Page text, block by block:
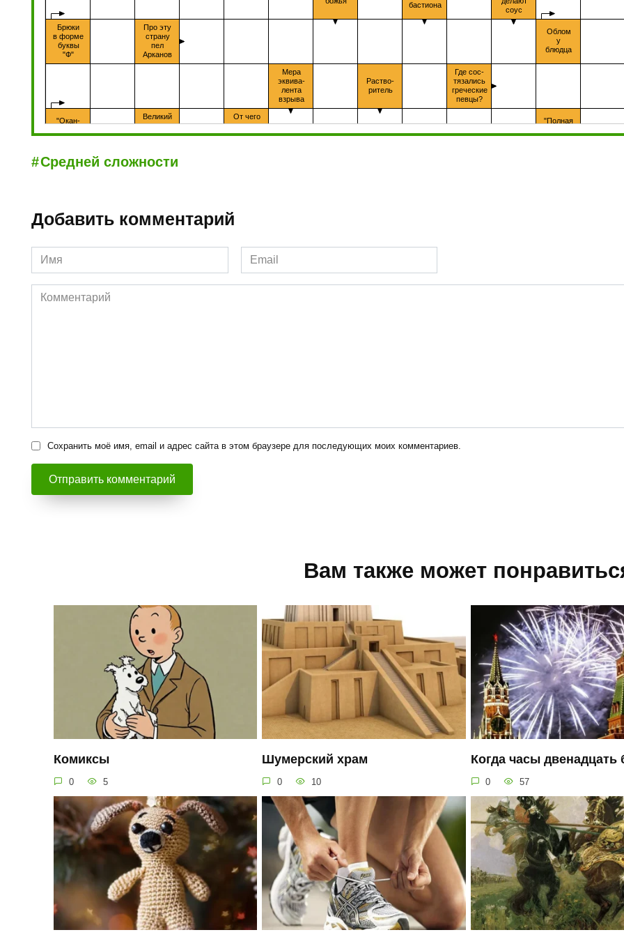
Средней сложности
Добавить комментарий
Имя
*
Email
*
Комментарий
Сохранить моё имя, email и адрес сайта в этом браузере для последующих моих комментариев.
Вам также может
Комиксы
0 5
Шумерский храм
0 10
Когда часы двенадцать
0 57